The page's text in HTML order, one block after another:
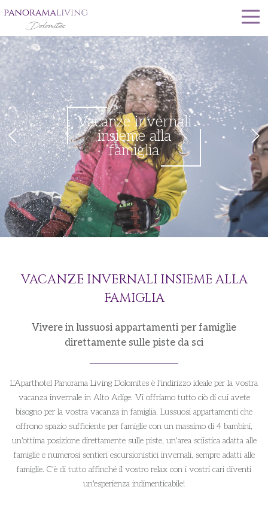
Vacanze invernali
insieme alla
famiglia
VACANZE INVERNALI INSIEME ALLA
FAMIGLIA
Vivere in lussuosi appartamenti per famiglie
direttamente sulle piste da sci
L'Aparthotel Panorama Living Dolomites è l'indirizzo ideale per la vostra
vacanza invernale in Alto Adige. Vi offriamo tutto ciò di cui avete
bisogno per la vostra vacanza in famiglia. Lussuosi appartamenti che
offrono spazio sufficiente per famiglie con un massimo di 4 bambini,
un'ottima posizione direttamente sulle piste, un'area sciistica adatta alle
famiglie e numerosi sentieri escursionistici invernali, sempre adatti alle
famiglie. C’è di tutto affinché il vostro relax con i vostri cari diventi
un'esperienza indimenticabile!